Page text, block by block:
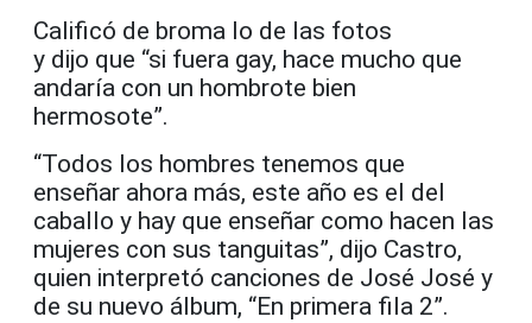
Calificó de broma lo de las fotos
y dijo que “si fuera gay, hace mucho que
andaría con un hombrote bien
hermosote”.
“Todos los hombres tenemos que
enseñar ahora más, este año es el del
caballo y hay que enseñar como hacen las
mujeres con sus tanguitas”, dijo Castro,
quien interpretó canciones de José José y
de su nuevo álbum, “En primera fila 2”.